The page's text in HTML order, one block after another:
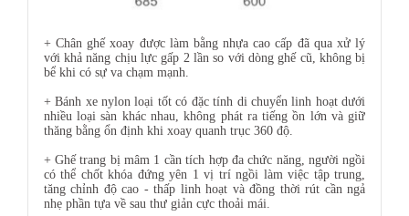
+ Chân ghế xoay được làm bằng nhựa cao cấp đã qua xử lý
với khả năng chịu lực gấp 2 lần so với dòng ghế cũ, không bị
bể khi có sự va chạm mạnh.
+ Bánh xe nylon loại tốt có đặc tính di chuyển linh hoạt dưới
nhiều loại sàn khác nhau, không phát ra tiếng ồn lớn và giữ
thăng bằng ổn định khi xoay quanh trục 360 độ.
+ Ghế trang bị mâm 1 cần tích hợp đa chức năng, người ngồi
có thể chốt khóa đứng yên 1 vị trí ngồi làm việc tập trung,
tăng chỉnh độ cao - thấp linh hoạt và đồng thời rút cần ngả
nhẹ phần tựa về sau thư giản cực thoải mái.